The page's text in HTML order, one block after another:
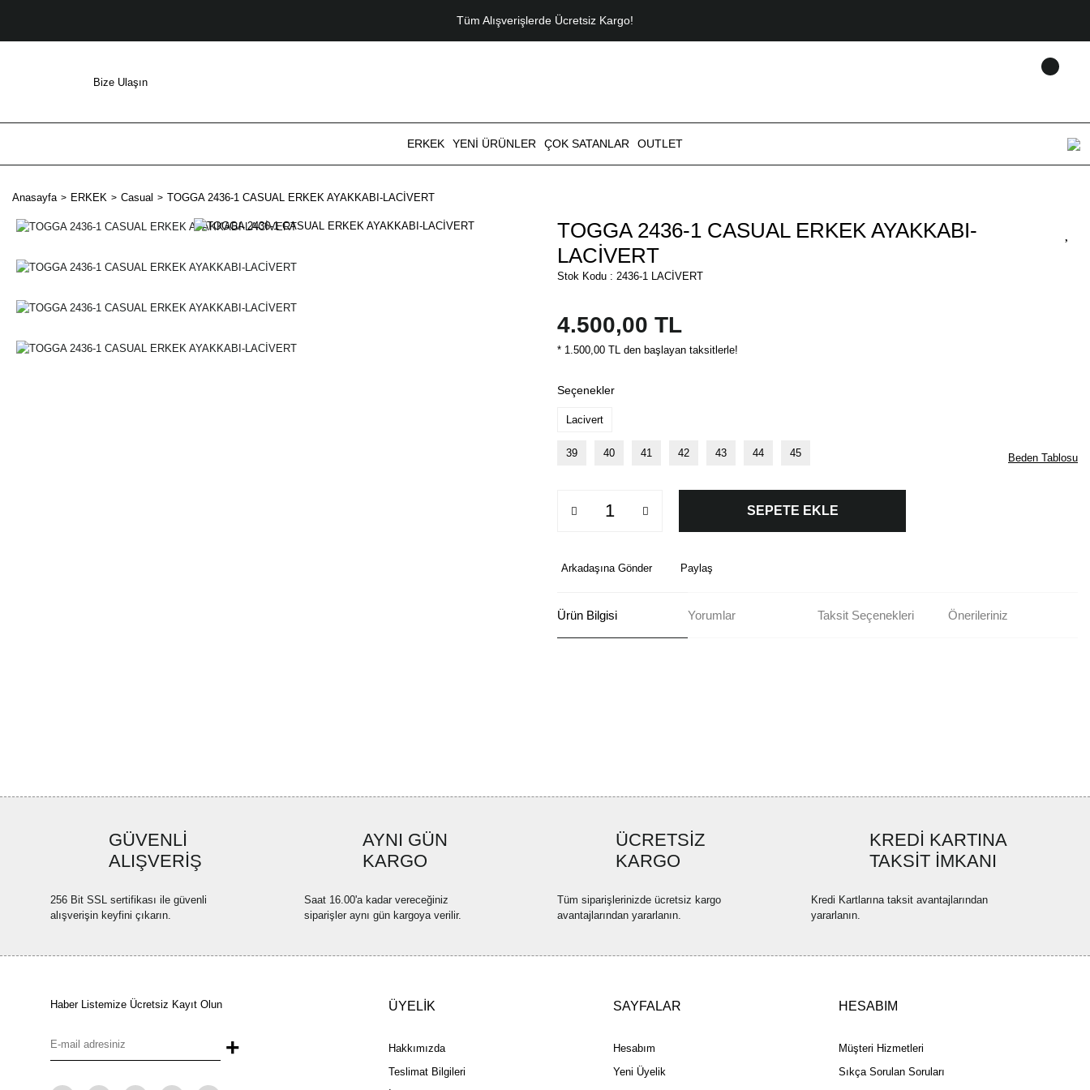
Tüm Alışverişlerde Ücretsiz Kargo!
Bize Ulaşın
ERKEK YENİ ÜRÜNLER ÇOK SATANLAR OUTLET
Anasayfa ERKEK Casual TOGGA 2436-1 CASUAL ERKEK AYAKKABI-LACİVERT
TOGGA 2436-1 CASUAL ERKEK AYAKKABI-
LACİVERT
Stok Kodu : 2436-1 LACİVERT
4.500,00 TL
* 1.500,00 TL den başlayan taksitlerle!
Seçenekler
Lacivert
39 40 41 42 43 44 45 Beden Tablosu
SEPETE EKLE
Arkadaşına Gönder Paylaş
Ürün Bilgisi Yorumlar Taksit Seçenekleri Önerileriniz
Bu ürüne benzer farklı alternatifler olmalı.
Gönder
GÜVENLİ
ALIŞVERİŞ
256 Bit SSL sertifikası ile güvenli
alışverişin keyfini çıkarın.
AYNI GÜN
KARGO
Saat 16.00'a kadar vereceğiniz
siparişler aynı gün kargoya verilir.
ÜCRETSİZ
KARGO
Tüm siparişlerinizde ücretsiz kargo
avantajlarından yararlanın.
KREDİ KARTINA
TAKSİT İMKANI
Kredi Kartlarına taksit avantajlarından
yararlanın.
Haber Listemize Ücretsiz Kayıt Olun
+
ÜYELİK
Hakkımızda
Teslimat Bilgileri
SAYFALAR
Hesabım
Yeni Üyelik
HESABIM
Müşteri Hizmetleri
Sıkça Sorulan Soruları